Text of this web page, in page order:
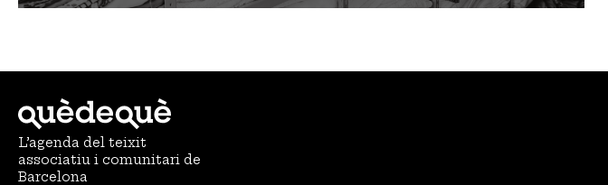
L’agenda del teixit
associatiu i comunitari de
Barcelona